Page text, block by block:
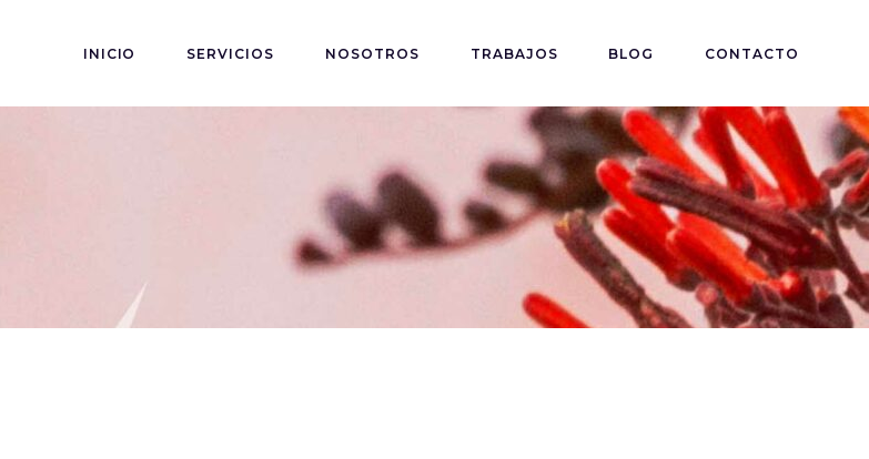
INICIO SERVICIOS NOSOTROS TRABAJOS BLOG CONTACTO